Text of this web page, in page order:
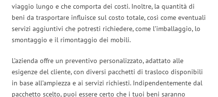
viaggio lungo e che comporta dei costi. Inoltre, la quantità di
beni da trasportare influisce sul costo totale, così come eventuali
servizi aggiuntivi che potresti richiedere, come l’imballaggio, lo
smontaggio e il rimontaggio dei mobili.
L’azienda offre un preventivo personalizzato, adattato alle
esigenze del cliente, con diversi pacchetti di trasloco disponibili
in base all’ampiezza e ai servizi richiesti. Indipendentemente dal
pacchetto scelto, puoi essere certo che i tuoi beni saranno